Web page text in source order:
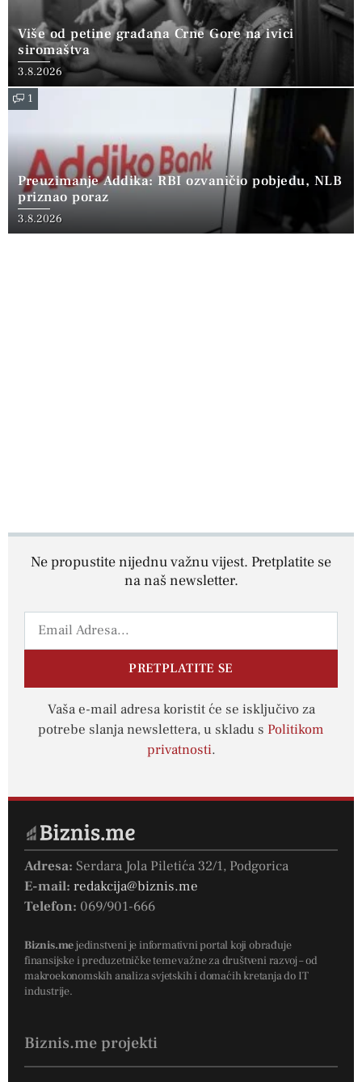
Više od petine građana Crne Gore na ivici
siromaštva
3.8.2026
1
Preuzimanje Addika: RBI ozvaničio pobjedu, NLB
priznao poraz
3.8.2026
Ne propustite nijednu važnu vijest. Pretplatite se
na naš newsletter.
PRETPLATITE SE
Vaša e-mail adresa koristit će se isključivo za
potrebe slanja newslettera, u skladu s Politikom
privatnosti.
Adresa: Serdara Jola Piletića 32/1, Podgorica
E-mail: redakcija@biznis.me
Telefon: 069/901-666
Biznis.mejedinstveni je informativni portal koji obrađuje
finansijske i preduzetničke teme važne za društveni razvoj – od
makroekonomskih analiza svjetskih i domaćih kretanja do IT
industrije.
Biznis.me projekti